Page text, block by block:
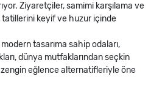
Ziyaretçiler, samimi karşılama ve
tatillerini keyif ve huzur içinde
tasarıma sahip odaları,
dünya mutfaklarından seçkin
eğlence alternatifleriyle öne